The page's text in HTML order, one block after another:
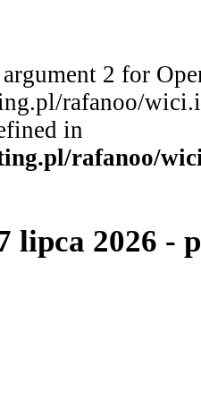
2 for
rafanoo/
in
rafanoo/
lipca 2026 -